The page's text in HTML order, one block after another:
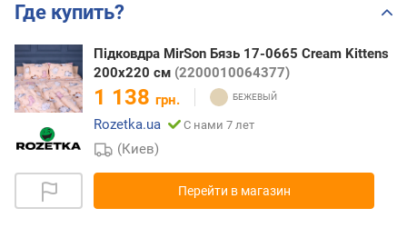
Где купить?
Підковдра MirSon Бязь 17-0665 Cream Kittens
200х220 см (2200010064377)
1 138 грн.
Rozetka.ua
С нами 7 лет
(Киев)
Перейти в магазин